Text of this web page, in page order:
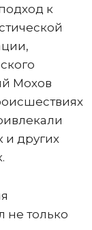
к
Мохов
и других
не только